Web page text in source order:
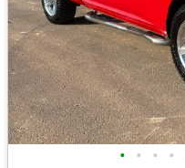
• • • •